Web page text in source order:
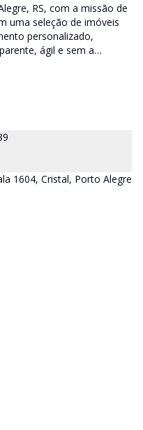
RS, com a missão de
uma seleção de imóveis
personalizado,
ágil e sem a
1604, Cristal, Porto Alegre